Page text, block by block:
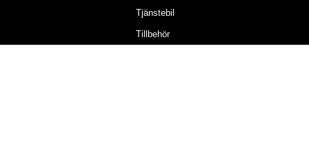
Tjänstebil
Tillbehör